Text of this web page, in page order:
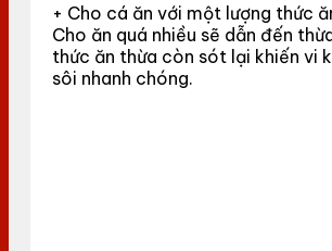
+ Cho cá ăn với một lượng thức
Cho ăn quá nhiều sẽ dẫn đến
thức ăn thừa còn sót lại khiến vi
sôi nhanh chóng.